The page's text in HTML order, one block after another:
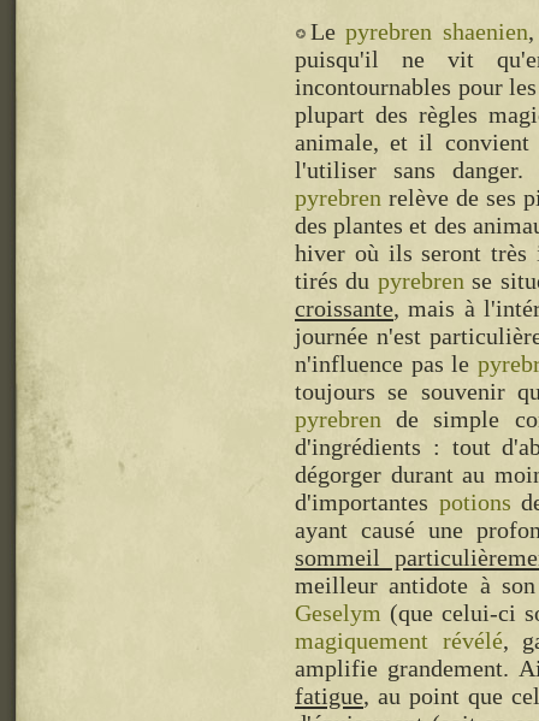
Lepyrebren shaenien
puisqu'il ne vit
incontournables pour
plupart des règles
animale, et il convient
l'utiliser sans
pyrebren relève de ses
des plantes et des
hiver où ils seront très
tirés du pyrebren se
croissante, mais à
journée n'est
n'influence pas le
toujours se souvenir
pyrebren de simple
d'ingrédients : tout
dégorger durant au
d'importantes potions
ayant causé une
sommeil
meilleur antidote à
Geselym (que celui-ci
magiquement révélé,
amplifie grandement.
fatigue, au point que